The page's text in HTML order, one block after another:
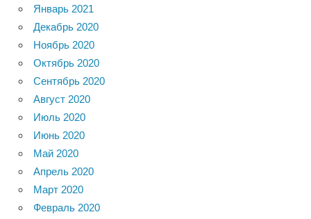
Январь 2021
Декабрь 2020
Ноябрь 2020
Октябрь 2020
Сентябрь 2020
Август 2020
Июль 2020
Июнь 2020
Май 2020
Апрель 2020
Март 2020
Февраль 2020